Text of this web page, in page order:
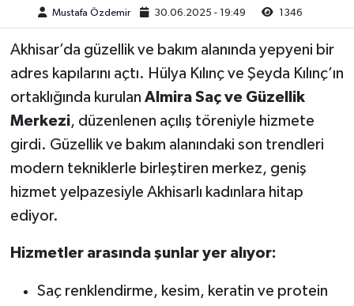
Mustafa Özdemir 30.06.2025 - 19:49 1346
Akhisar’da güzellik ve bakım alanında yepyeni bir
adres kapılarını açtı. Hülya Kılınç ve Şeyda Kılınç’ın
ortaklığında kurulan Almira Saç ve Güzellik
Merkezi, düzenlenen açılış töreniyle hizmete
girdi. Güzellik ve bakım alanındaki son trendleri
modern tekniklerle birleştiren merkez, geniş
hizmet yelpazesiyle Akhisarlı kadınlara hitap
ediyor.
Hizmetler arasında şunlar yer alıyor:
Saç renklendirme, kesim, keratin ve protein
Yerel Haber
Akhisar Emlak
Ülke
Etiketler